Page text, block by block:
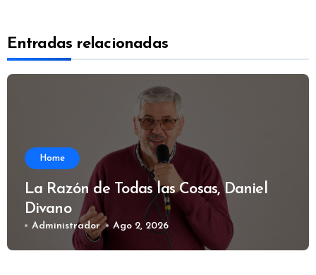
Entradas relacionadas
Home
La Razón de Todas las Cosas, Daniel
Divano
Administrador Ago 2, 2026